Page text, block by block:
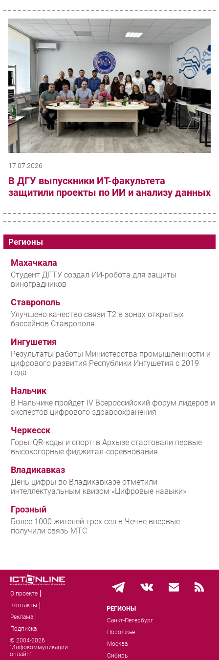
17.07.2026
В ДГУ выпускники ИТ-факультета
защитили проекты по ИИ и анализу данных
Регионы
Махачкала
Студент ДГТУ создал ИИ-робота для защиты
виноградников
Ставрополь
Улучшено качество связи T2 в зонах открытых
бассейнов Ставрополя
Ингушетия
Результаты работы Министерства промышленности и
цифрового развития Республики Ингушетия с 2019
года
Нальчик
В Нальчике пройдет IV Всероссийский форум лидеров и
экспертов цифрового здравоохранения
Черкесск
Горы, QR-коды и спорт: в Архызе стартовали первые
высокогорные фиджитал-соревнования
Владикавказ
День цифры во Владикавказе отметили
интеллектуальным квизом «Цифровые навыки»
Грозный
Более 1000 жителей трех сел в Чечне впервые
получили связь МТС
О проекте
Контакты
Реклама
Подписка
© 2004-2026
"Инфокоммуникации
онлайн"
РЕГИОНЫ
Санкт-Петербург
Поволжье
Москва
Сибирь